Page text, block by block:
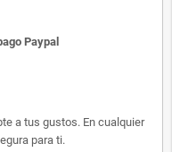
Paypal
a tus gustos. En cualquier
para ti.